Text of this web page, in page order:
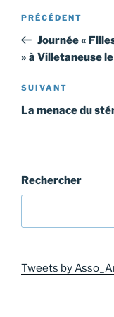
Navigation
l’article
Article
précédent
PRÉCÉDENT
Journée «
» à Villetaneuse
Article
suivant
SUIVANT
La menace du
Rechercher
Tweets by